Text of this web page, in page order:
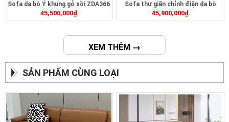
Sofa da bò Ý khung gỗ sồi ZDA366
45,500,000₫
Sofa thư giãn chỉnh điện da bò
ZT268
45,900,000₫
XEM THÊM →
SẢN PHẨM CÙNG LOẠI